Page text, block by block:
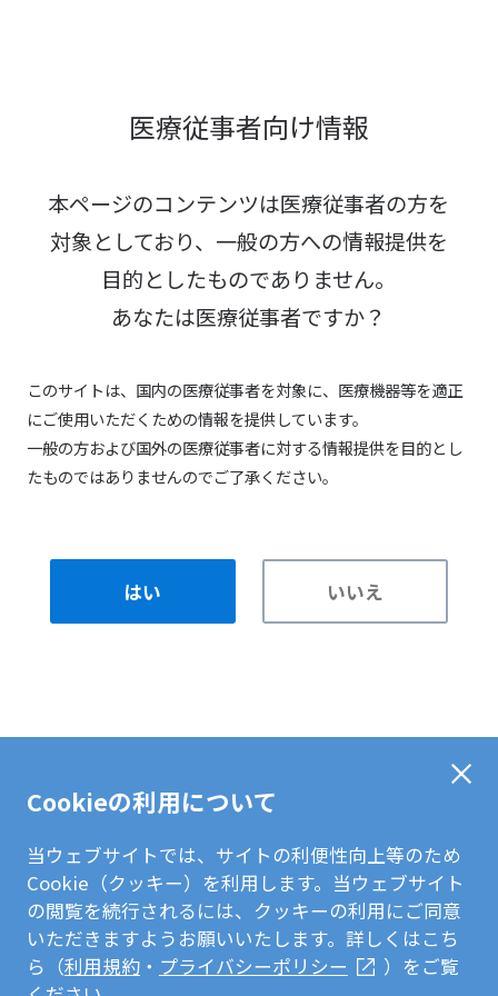
医療従事者向け情報
本ページのコンテンツは医療従事者の方を
対象としており、 一般の方への情報提供を
目的としたものでありません。
あなたは医療従事者ですか？
このサイトは、国内の医療従事者を対象に、医療機器等を適正
にご使用いただくための情報を提供しています。
一般の方および国外の医療従事者に対する情報提供を目的とし
たものではありませんのでご了承ください。
はい いいえ
Cookieの利用について
当ウェブサイトでは、サイトの利便性向上等のため
Cookie（クッキー）を利用します。当ウェブサイト
の閲覧を続行されるには、クッキーの利用にご同意
いただきますようお願いいたします。詳しくはこち
ら（利用規約・ プライバシーポリシー
）をご覧